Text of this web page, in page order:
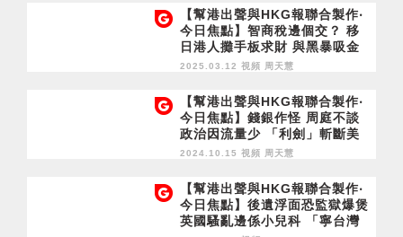
【幫港出聲與HKG報聯合製作‧
今日焦點】智商稅邊個交？ 移
日港人攤手板求財 與黑暴吸金
似曾相識
2025.03.12 視頻 周天慧
【幫港出聲與HKG報聯合製作‧
今日焦點】錢銀作怪 周庭不談
政治因流量少 「利劍」斬斷美
國島鏈 軍演隨時變實戰
2024.10.15 視頻 周天慧
【幫港出聲與HKG報聯合製作‧
今日焦點】後遺浮面恐監獄爆煲
英國騷亂邊係小兒科 「寧台灣